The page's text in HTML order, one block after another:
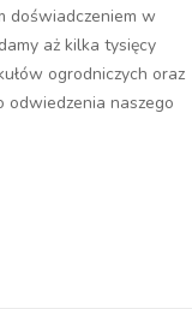
doświadczeniem w
aż kilka tysięcy
ogrodniczych oraz
odwiedzenia naszego